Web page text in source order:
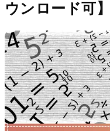
ウンロード可】